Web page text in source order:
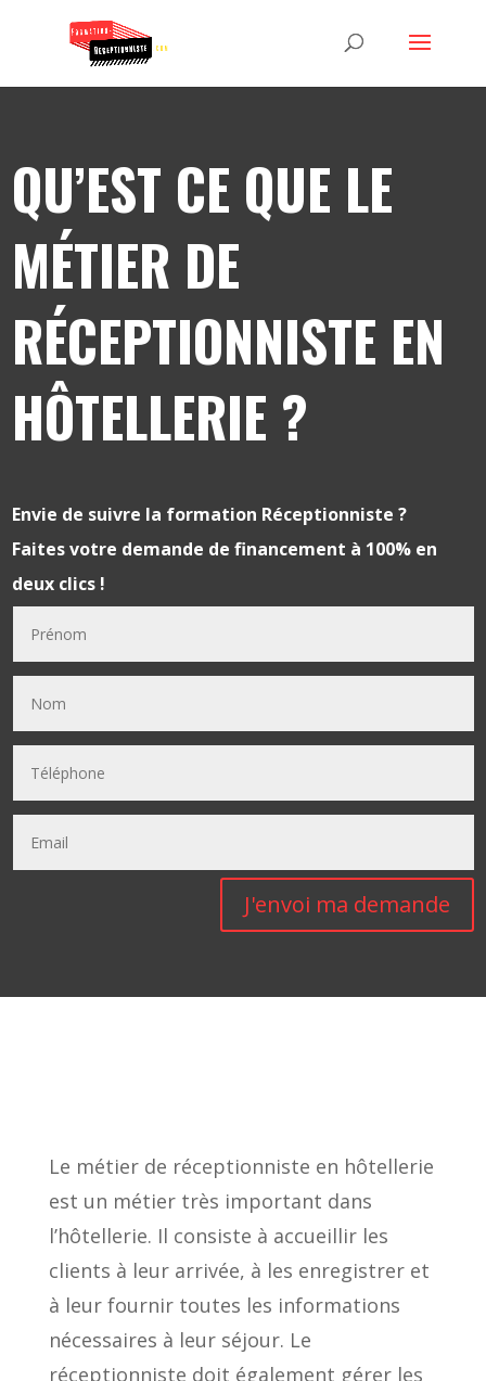
QU’EST CE QUE LE
MÉTIER DE
RÉCEPTIONNISTE EN
HÔTELLERIE ?
Envie de suivre la formation Réceptionniste ?
Faites votre demande de financement à 100% en
deux clics !
J'envoi ma demande
Le métier de réceptionniste en hôtellerie
est un métier très important dans
l’hôtellerie. Il consiste à accueillir les
clients à leur arrivée, à les enregistrer et
à leur fournir toutes les informations
nécessaires à leur séjour. Le
réceptionniste doit également gérer les